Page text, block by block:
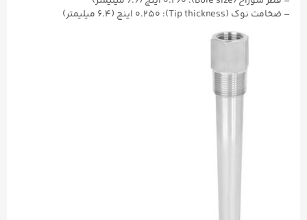
– ضخامت نوک (Tip thickness): ۰.۲۵۰ اینچ (۶.۴ میلیمتر)